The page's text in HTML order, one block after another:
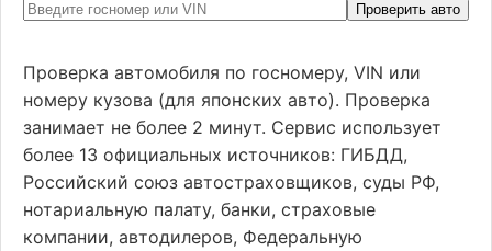
Проверить авто
Проверка автомобиля по госномеру, VIN или
номеру кузова (для японских авто). Проверка
занимает не более 2 минут. Сервис использует
более 13 официальных источников: ГИБДД,
Российский союз автостраховщиков, суды РФ,
нотариальную палату, банки, страховые
компании, автодилеров, Федеральную